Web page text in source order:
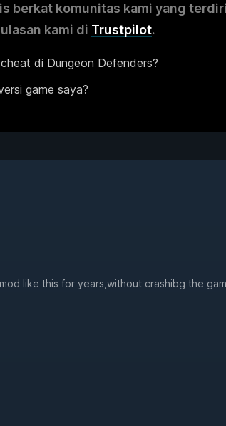
berkat komunitas kami yang
kami di Trustpilot.
di Dungeon Defenders?
game saya?
like this for years,without crashibg the